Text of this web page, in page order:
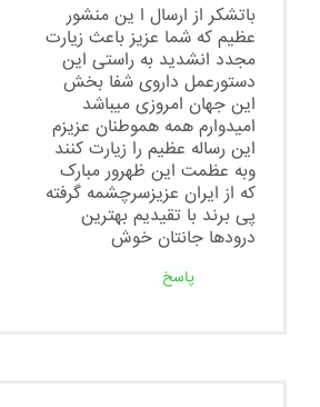
باتشکر از ارسال ا ین منشور
عظیم که شما عزیز باعث زیارت
مجدد انشدید به راستی این
دستورعمل داروی شفا بخش
این جهان امروزی میباشد
امیدوارم همه هموطنان عزیزم
این رساله عظیم را زیارت کنند
وبه عظمت این ظهرور مبارک
که از ایران عزیزسرچشمه گرفته
پی برند با تقیدیم بهترین
درودها جانتان خوش
پاسخ